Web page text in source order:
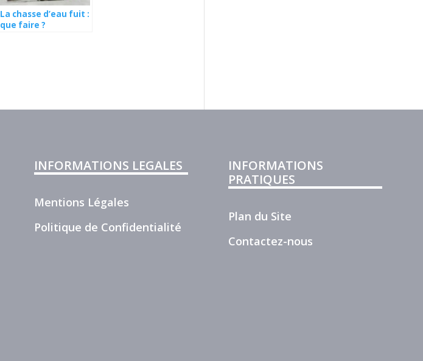
La chasse d’eau fuit :
que faire ?
INFORMATIONS LEGALES
Mentions Légales
Politique de Confidentialité
INFORMATIONS
PRATIQUES
Plan du Site
Contactez-nous